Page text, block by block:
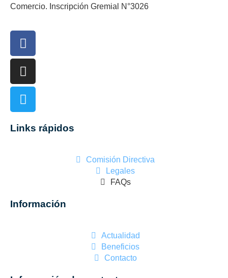
Comercio. Inscripción Gremial N°3026
Links rápidos
Comisión Directiva
Legales
FAQs
Información
Actualidad
Beneficios
Contacto